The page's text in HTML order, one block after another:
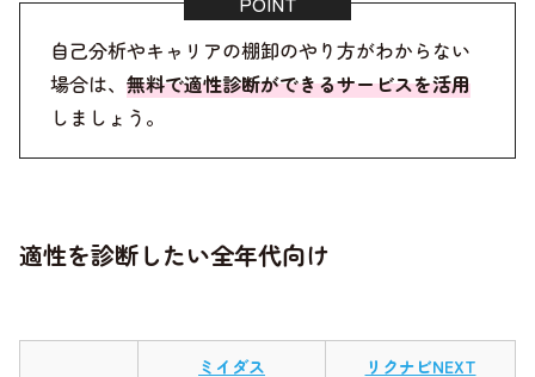
自己分析やキャリアの棚卸のやり方がわからない
場合は、 無料で適性診断ができるサービスを活用
しましょう。
適性を診断したい全年代向け
ミイダス リクナビNEXT